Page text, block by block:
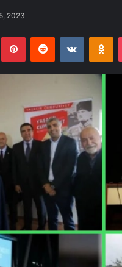
2023
PinterestReddit VKontakte